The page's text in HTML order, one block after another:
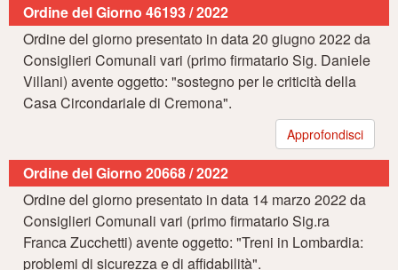
Ordine del Giorno 46193 / 2022
Ordine del giorno presentato in data 20 giugno 2022 da
Consiglieri Comunali vari (primo firmatario Sig. Daniele
Villani) avente oggetto: "sostegno per le criticità della
Casa Circondariale di Cremona".
Approfondisci
Ordine del Giorno 20668 / 2022
Ordine del giorno presentato in data 14 marzo 2022 da
Consiglieri Comunali vari (primo firmatario Sig.ra
Franca Zucchetti) avente oggetto: "Treni in Lombardia:
problemi di sicurezza e di affidabilità".